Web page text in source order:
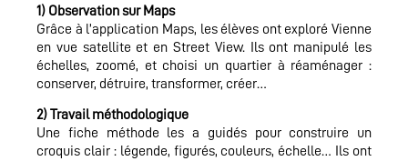
1) Observation sur Maps
Grâce à l’application Maps, les élèves ont exploré Vienne
en vue satellite et en Street View. Ils ont manipulé les
échelles, zoomé, et choisi un quartier à réaménager :
conserver, détruire, transformer, créer…
2) Travail méthodologique
Une fiche méthode les a guidés pour construire un
croquis clair : légende, figurés, couleurs, échelle… Ils ont